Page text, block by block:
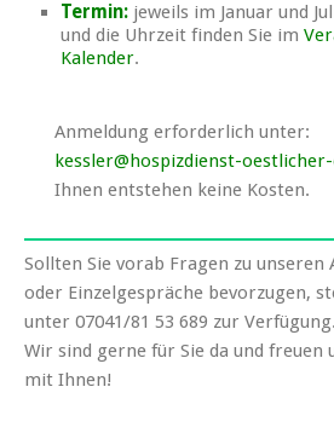
Termin: jeweils im Januar und
und die Uhrzeit finden Sie im
Kalender.
Anmeldung erforderlich unter:
kessler@hospizdienst-
Ihnen entstehen keine Kosten.
Sollten Sie vorab Fragen zu unseren
oder Einzelgespräche bevorzugen,
unter 07041/81 53 689 zur Verfügung.
Wir sind gerne für Sie da und freuen
mit Ihnen!